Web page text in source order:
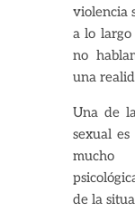
violencia
a lo
no
una
Una de
sexual
de la